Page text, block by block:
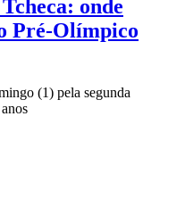
onde
Pré-Olímpico
(1) pela segunda